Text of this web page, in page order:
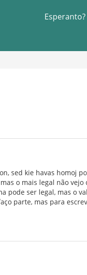
Esperanto?
sed kie havas homoj
o mais legal não
pode ser legal, mas o
parte, mas para